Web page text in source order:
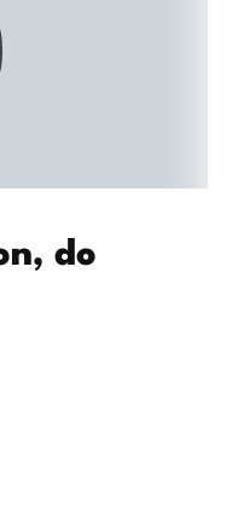
do